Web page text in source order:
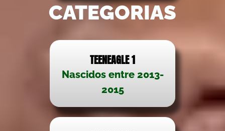
CATEGORIAS
TEENEAGLE 1
Nascidos entre 2013-
2015